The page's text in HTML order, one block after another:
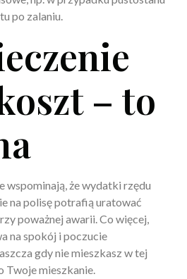
po zalaniu.
– to
wspominają, że wydatki rzędu
na polisę potrafią uratować
poważnej awarii. Co więcej,
na spokój i poczucie
gdy nie mieszkasz w tej
Twoje mieszkanie.